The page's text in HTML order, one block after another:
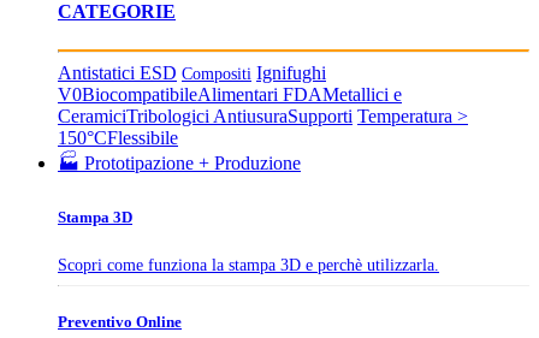
CATEGORIE
Antistatici ESD Compositi Ignifughi
V0BiocompatibileAlimentari FDAMetallici e
CeramiciTribologici AntiusuraSupporti Temperatura >
150°CFlessibile
🏭 Prototipazione + Produzione
Stampa 3D
Scopri come funziona la stampa 3D e perchè utilizzarla.
Preventivo Online